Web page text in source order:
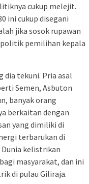
cukup melejit.
ini cukup disegani
jika sosok rupawan
pemilihan kepala
dia tekuni. Pria asal
Semen, Asbuton
banyak orang
berkaitan dengan
yang dimiliki di
terbarukan di
Dunia kelistrikan
masyarakat, dan ini
di pulau Giliraja.